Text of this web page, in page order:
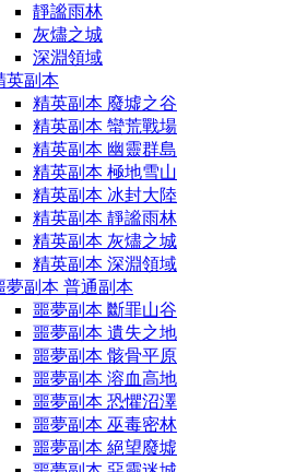
靜謐雨林
灰燼之城
深淵領域
英副本
精英副本 廢墟之谷
精英副本 蠻荒戰場
精英副本 幽靈群島
精英副本 極地雪山
精英副本 冰封大陸
精英副本 靜謐雨林
精英副本 灰燼之城
精英副本 深淵領域
夢副本 普通副本
噩夢副本 斷罪山谷
噩夢副本 遺失之地
噩夢副本 骸骨平原
噩夢副本 溶血高地
噩夢副本 恐懼沼澤
噩夢副本 巫毒密林
噩夢副本 絕望廢墟